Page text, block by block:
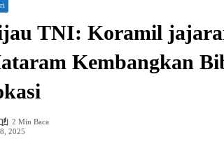
TNI: Koramil
Kembangkan
2 Min Baca
2025